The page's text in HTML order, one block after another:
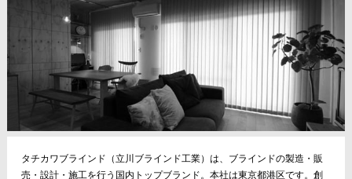
タチカワブラインド（立川ブラインド工業）は、ブラインドの製造・販
売・設計・施工を行う国内トップブランド。本社は東京都港区です。創